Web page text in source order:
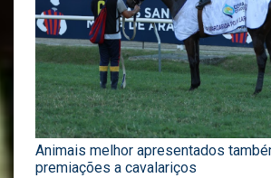
Animais melhor apresentados
premiações a cavalariços